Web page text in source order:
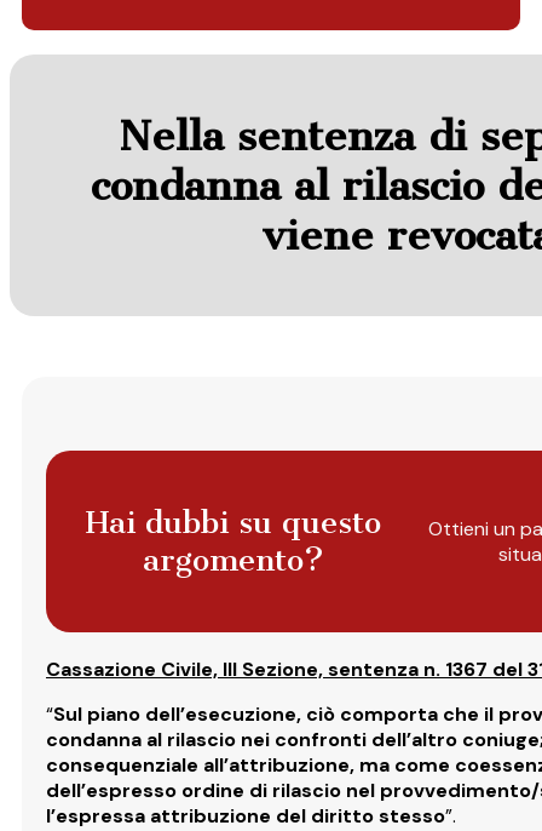
Nella sentenza di
condanna al rilascio
viene
Hai dubbi su questo
argomento?
Ottieni un
Cassazione Civile, III Sezione, sentenza n. 1367 del
“Sul piano dell’esecuzione, ciò comporta che il
condanna al rilascio nei confronti dell’altro
consequenziale all’attribuzione, ma come
dell’espresso ordine di rilascio nel
l’espressa attribuzione del diritto stesso”.